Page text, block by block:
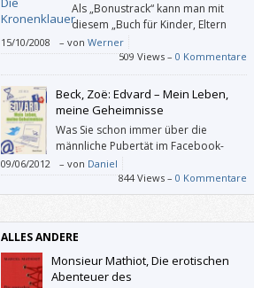
Als „Bonustrack“ kann man mit
diesem „Buch für Kinder, Eltern
und andere anspruchsvolle
LeserInnen“ auch folgende Sachen treiben:
falzen, raten, reimen, puzzlen, malen, singen und
schneiden.
15/10/2008 – von Werner
509 Views – 0 Kommentare
Beck, Zoë: Edvard – Mein Leben,
meine Geheimnisse
Was Sie schon immer über die
männliche Pubertät im Facebook-
Zeitalter wissen wollten, Edvard
erklärt es Ihnen!
09/06/2012 – von Daniel
844 Views – 0 Kommentare
ALLES ANDERE
Monsieur Mathiot, Die erotischen
Abenteuer des